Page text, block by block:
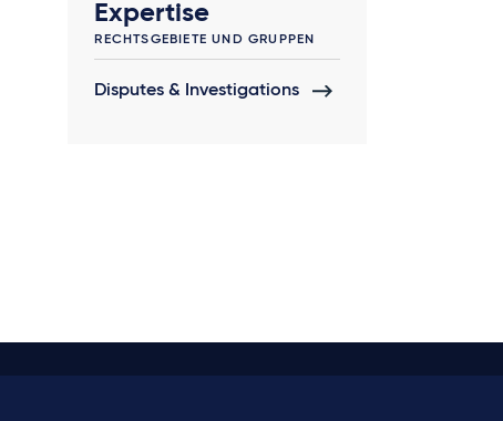
Expertise
RECHTSGEBIETE UND GRUPPEN
Disputes & Investigations